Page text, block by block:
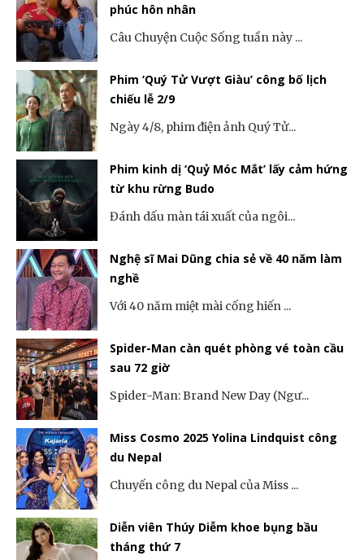
phúc hôn nhân
Câu Chuyện Cuộc Sống tuần này ...
Phim ‘Quý Tử Vượt Giàu’ công bố lịch
chiếu lễ 2/9
Ngày 4/8, phim điện ảnh Quý Tử...
Phim kinh dị ‘Quỷ Móc Mắt’ lấy cảm hứng
từ khu rừng Budo
Đánh dấu màn tái xuất của ngôi...
Nghệ sĩ Mai Dũng chia sẻ về 40 năm làm
nghề
Với 40 năm miệt mài cống hiến ...
Spider-Man càn quét phòng vé toàn cầu
sau 72 giờ
Spider-Man: Brand New Day (Ngư...
Miss Cosmo 2025 Yolina Lindquist công
du Nepal
Chuyến công du Nepal của Miss ...
Diễn viên Thúy Diễm khoe bụng bầu
tháng thứ 7